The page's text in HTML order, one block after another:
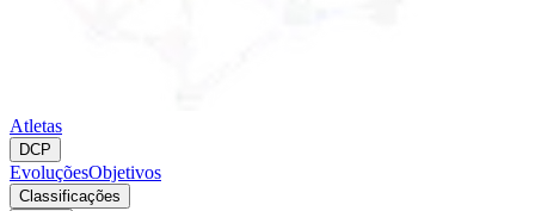
Atletas
DCP
EvoluçõesObjetivos
Classificações